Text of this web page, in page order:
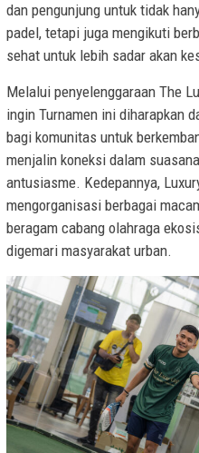
dan pengunjung untuk tidak
padel, tetapi juga mengikuti
sehat untuk lebih sadar akan
Melalui penyelenggaraan The
ingin Turnamen ini diharapkan
bagi komunitas untuk
menjalin koneksi dalam
antusiasme. Kedepannya,
mengorganisasi berbagai
beragam cabang olahraga
digemari masyarakat urban.